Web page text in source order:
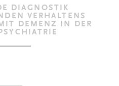
DIAGNOSTIK
VERHALTENS
DEMENZ IN DER